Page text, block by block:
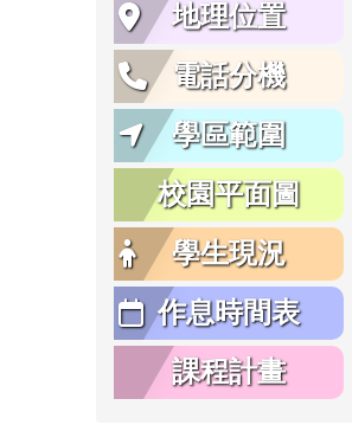
地理位置
電話分機
學區範圍
校園平面圖
學生現況
作息時間表
課程計畫